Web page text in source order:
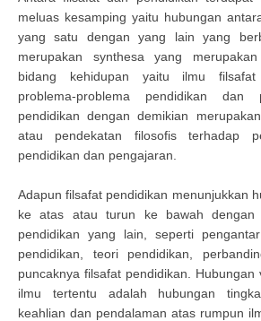
meluas kesamping yaitu hubungan
yang satu dengan yang lain yang
merupakan synthesa yang
bidang kehidupan yaitu ilmu filsafat
problema-problema pendidikan dan
pendidikan dengan demikian
atau pendekatan filosofis terhadap
pendidikan dan pengajaran.
Adapun filsafat pendidikan menunjukkan
ke atas atau turun ke bawah dengan
pendidikan yang lain, seperti
pendidikan, teori pendidikan,
puncaknya filsafat pendidikan. Hubungan
ilmu tertentu adalah hubungan
keahlian dan pendalaman atas rumpun